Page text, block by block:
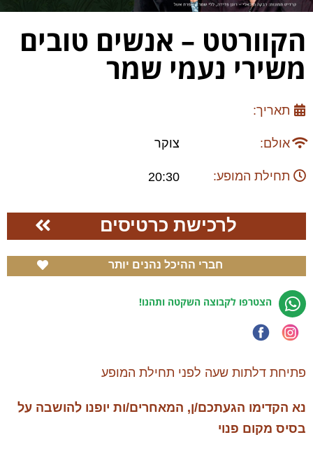
הקוורטט – אנשים טובים
משירי נעמי שמר
תאריך:
אולם: צוקר
תחילת המופע: 20:30
לרכישת כרטיסים
חברי ההיכל נהנים יותר
הצטרפו לקבוצה השקטה ותהנו!
פתיחת דלתות שעה לפני תחילת המופע
נא הקדימו הגעתכם/ן, המאחרים/ות יופנו להושבה על
בסיס מקום פנוי